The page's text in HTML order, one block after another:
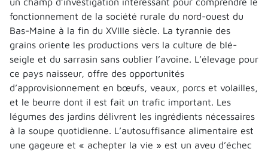
fonctionnement de la société rurale du nord-ouest du
Bas-Maine à la fin du XVIIIe siècle. La tyrannie des
grains oriente les productions vers la culture de blé-
seigle et du sarrasin sans oublier l’avoine. L’élevage pour
ce pays naisseur, offre des opportunités
d’approvisionnement en bœufs, veaux, porcs et volailles,
et le beurre dont il est fait un trafic important. Les
légumes des jardins délivrent les ingrédients nécessaires
à la soupe quotidienne. L’autosuffisance alimentaire est
une gageure et « achepter la vie » est un aveu d’échec